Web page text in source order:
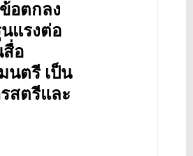
อตกลง
แรงต่อ
สื่อ
นตรี เป็น
สตรีและ